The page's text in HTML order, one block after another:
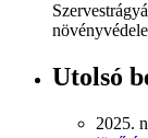
Utolsó
2025.